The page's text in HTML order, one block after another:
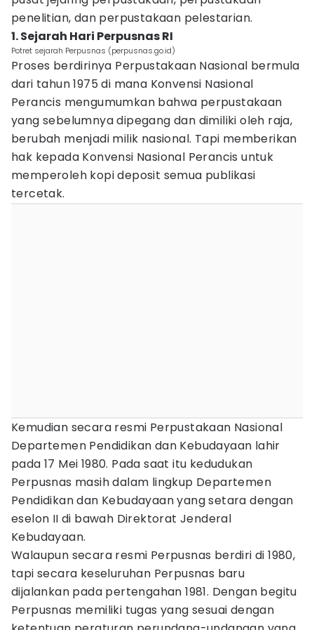
penelitian, dan perpustakaan pelestarian.
1. Sejarah Hari Perpusnas RI
Potret sejarah Perpusnas (perpusnas.go.id)
Proses berdirinya Perpustakaan Nasional bermula
dari tahun 1975 di mana Konvensi Nasional
Perancis mengumumkan bahwa perpustakaan
yang sebelumnya dipegang dan dimiliki oleh raja,
berubah menjadi milik nasional. Tapi memberikan
hak kepada Konvensi Nasional Perancis untuk
memperoleh kopi deposit semua publikasi
tercetak.
Kemudian secara resmi Perpustakaan Nasional
Departemen Pendidikan dan Kebudayaan lahir
pada 17 Mei 1980. Pada saat itu kedudukan
Perpusnas masih dalam lingkup Departemen
Pendidikan dan Kebudayaan yang setara dengan
eselon II di bawah Direktorat Jenderal
Kebudayaan.
Walaupun secara resmi Perpusnas berdiri di 1980,
tapi secara keseluruhan Perpusnas baru
dijalankan pada pertengahan 1981. Dengan begitu
Perpusnas memiliki tugas yang sesuai dengan